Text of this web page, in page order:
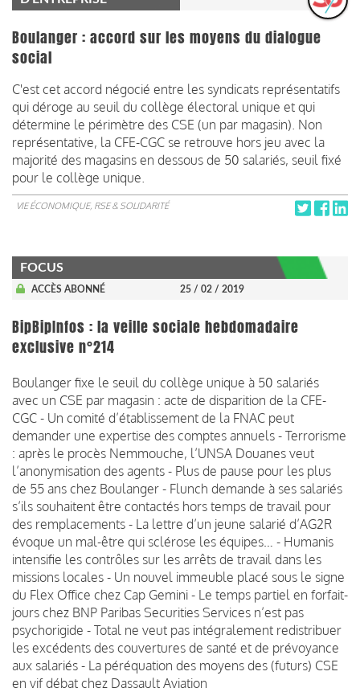
Boulanger : accord sur les moyens du dialogue
social
C'est cet accord négocié entre les syndicats représentatifs
qui déroge au seuil du collège électoral unique et qui
détermine le périmètre des CSE (un par magasin). Non
représentative, la CFE-CGC se retrouve hors jeu avec la
majorité des magasins en dessous de 50 salariés, seuil fixé
pour le collège unique.
VIE ÉCONOMIQUE, RSE & SOLIDARITÉ
FOCUS
ACCÈS ABONNÉ 25 / 02 / 2019
BipBipInfos : la veille sociale hebdomadaire
exclusive n°214
Boulanger fixe le seuil du collège unique à 50 salariés
avec un CSE par magasin : acte de disparition de la CFE-
CGC - Un comité d’établissement de la FNAC peut
demander une expertise des comptes annuels - Terrorisme
: après le procès Nemmouche, l’UNSA Douanes veut
l’anonymisation des agents - Plus de pause pour les plus
de 55 ans chez Boulanger - Flunch demande à ses salariés
s’ils souhaitent être contactés hors temps de travail pour
des remplacements - La lettre d’un jeune salarié d’AG2R
évoque un mal-être qui sclérose les équipes… - Humanis
intensifie les contrôles sur les arrêts de travail dans les
missions locales - Un nouvel immeuble placé sous le signe
du Flex Office chez Cap Gemini - Le temps partiel en forfait-
jours chez BNP Paribas Securities Services n’est pas
psychorigide - Total ne veut pas intégralement redistribuer
les excédents des couvertures de santé et de prévoyance
aux salariés - La péréquation des moyens des (futurs) CSE
en vif débat chez Dassault Aviation